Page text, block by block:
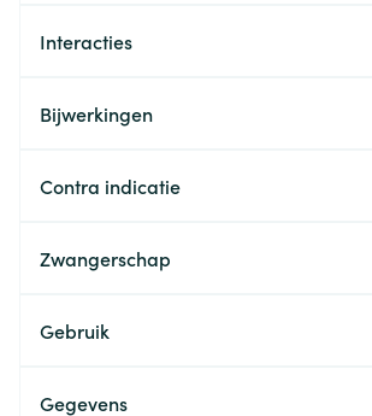
Interacties
Bijwerkingen
Contra indicatie
Zwangerschap
Gebruik
Gegevens